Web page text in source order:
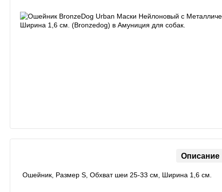
Описание
Ошейник, Размер S, Обхват шеи 25-33 см, Ширина 1,6 см.